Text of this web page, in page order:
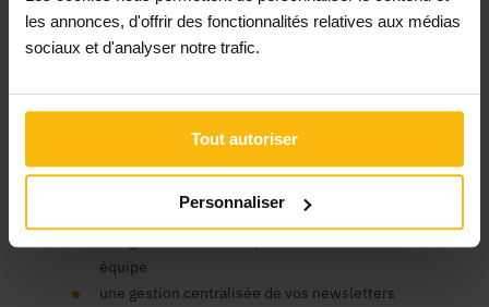
les annonces, d'offrir des fonctionnalités relatives aux médias
sociaux et d'analyser notre trafic.
Tout autoriser
Personnaliser
Un compte organisme est nécessaire pour bénéficier au nom
de votre ASBL des avantages de la plateforme MonASBL.be :
consulter le contenu de nos fiches infos et bénéficier du
association, publier des annonces, consulter notre contenu
de formation en ligne, bénéficier d'un support expert, etc.
un seul compte pour tous nos sites
équipe
une gestion centralisée de vos newsletters